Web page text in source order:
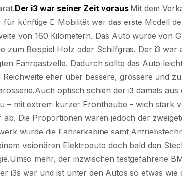
Der i3 war seiner Zeit voraus Mit dem
für künftige E-Mobilität war das erste Modell
von 160 Kilometern. Das Auto wurde von
zum Beispiel Holz oder Schilfgras. Der i3
Fahrgastzelle. Dadurch sollte das Auto
Reichweite eher über bessere, grössere und
optisch schien der i3 damals
– mit extrem kurzer Fronthaube – wich stark
ab. Die Proportionen waren jedoch der
wurde die Fahrerkabine samt
visionären Elektroauto doch bald den
mehr, der inzwischen testgefahrene
i3s war und ist unter den Autos so etwas